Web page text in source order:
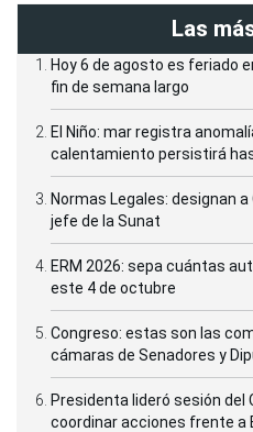
Las
Hoy 6 de agosto es feriado
fin de semana largo
El Niño: mar registra
calentamiento persistirá
Normas Legales: designan
jefe de la Sunat
ERM 2026: sepa cuántas
este 4 de octubre
Congreso: estas son las
cámaras de Senadores y
Presidenta lideró sesión del
coordinar acciones frente a